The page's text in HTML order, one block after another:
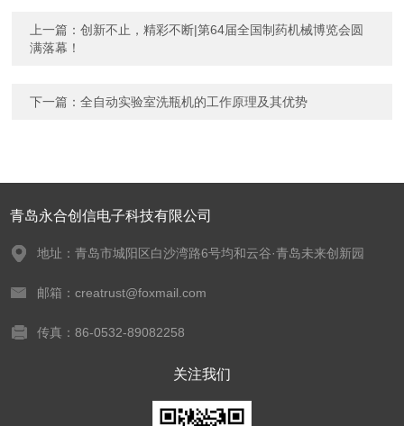
上一篇：创新不止，精彩不断|第64届全国制药机械博览会圆
满落幕！
下一篇：全自动实验室洗瓶机的工作原理及其优势
青岛永合创信电子科技有限公司
地址：青岛市城阳区白沙湾路6号均和云谷·青岛未来创新园
邮箱：creatrust@foxmail.com
传真：86-0532-89082258
关注我们